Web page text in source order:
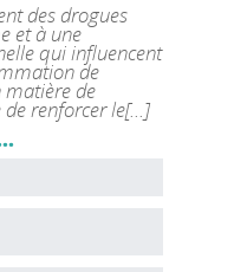
des drogues
et à une
qui influencent
de
matière de
renforcer le[...]